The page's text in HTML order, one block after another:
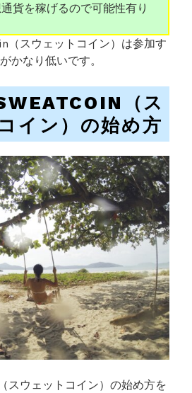
貨を稼げるので可能性有り
（スウェットコイン）は参加す
かなり低いです。
（ス
イン）の始め方
スウェットコイン）の始め方を